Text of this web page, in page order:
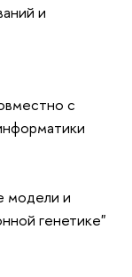
и
с
модели и
генетике"